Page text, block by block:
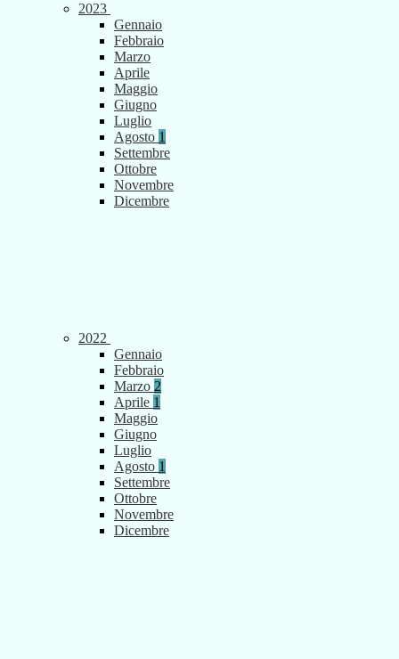
2023
Gennaio
Febbraio
Marzo
Aprile
Maggio
Giugno
Luglio
Agosto 1
Settembre
Ottobre
Novembre
Dicembre
2022
Gennaio
Febbraio
Marzo 2
Aprile 1
Maggio
Giugno
Luglio
Agosto 1
Settembre
Ottobre
Novembre
Dicembre